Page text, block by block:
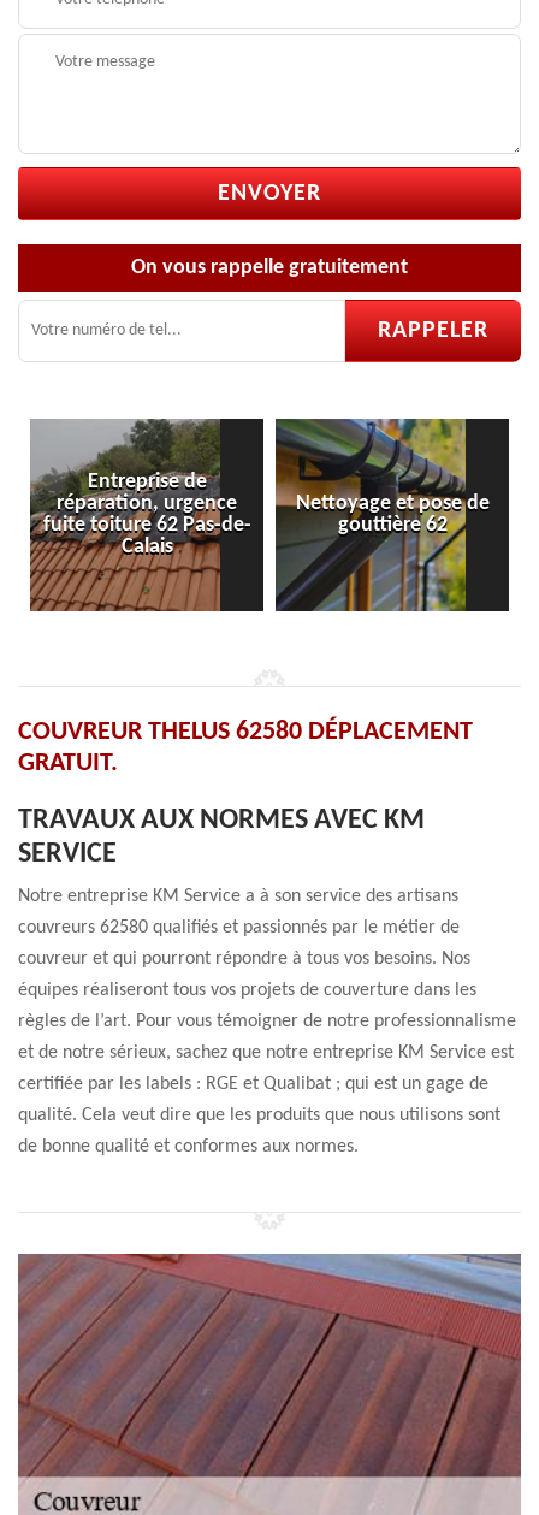
On vous rappelle gratuitement
Nettoyage et pose de
gouttière 62
Pose et réparation de
velux 62
COUVREUR THELUS 62580 DÉPLACEMENT
GRATUIT.
TRAVAUX AUX NORMES AVEC KM
SERVICE
Notre entreprise KM Service a à son service des artisans
couvreurs 62580 qualifiés et passionnés par le métier de
couvreur et qui pourront répondre à tous vos besoins. Nos
équipes réaliseront tous vos projets de couverture dans les
règles de l’art. Pour vous témoigner de notre professionnalisme
et de notre sérieux, sachez que notre entreprise KM Service est
certifiée par les labels : RGE et Qualibat ; qui est un gage de
qualité. Cela veut dire que les produits que nous utilisons sont
de bonne qualité et conformes aux normes.